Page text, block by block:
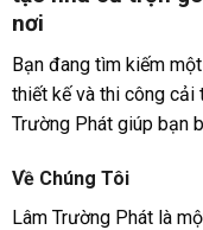
nơi
Bạn đang tìm kiếm
thiết kế và thi công cải
Trường Phát giúp bạn
Về Chúng Tôi
Lâm Trường Phát là